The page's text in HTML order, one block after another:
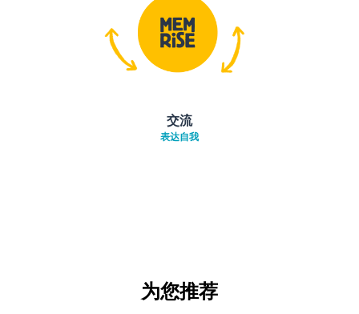
交流
表达自我
为您推荐